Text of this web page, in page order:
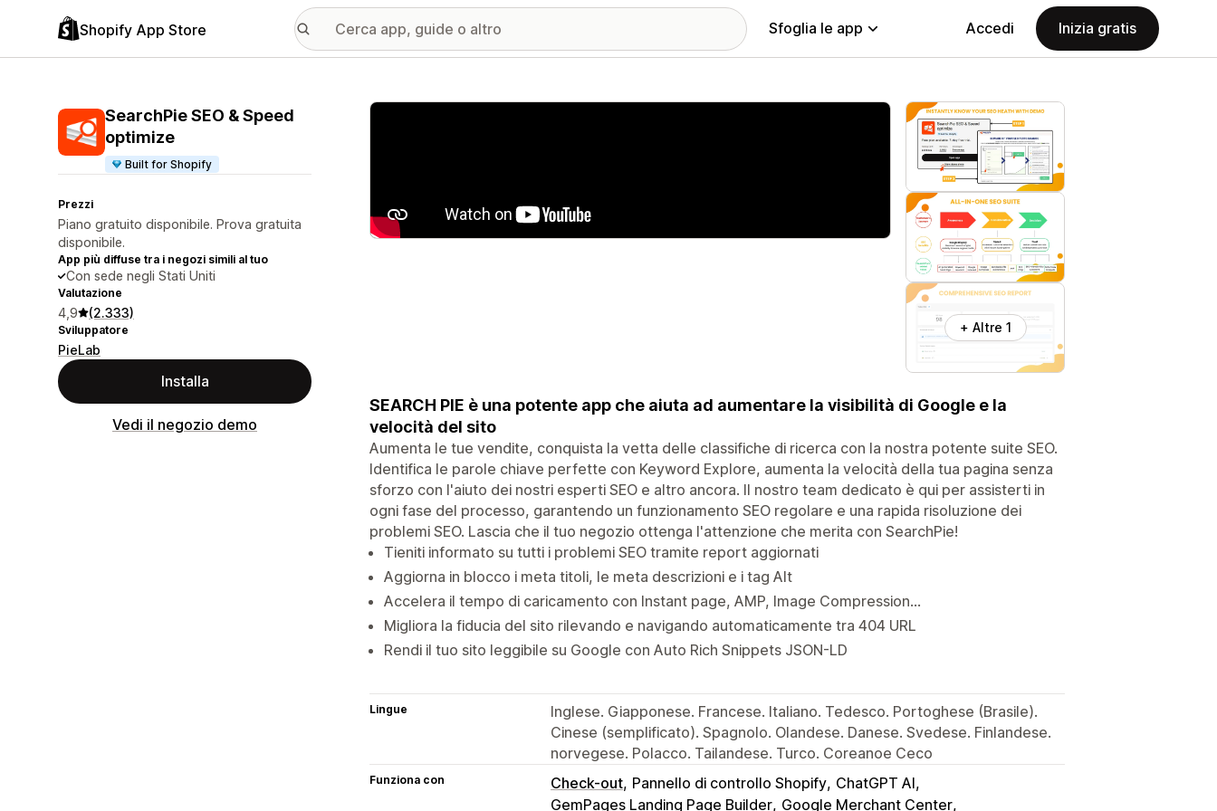
Shopify App Store Sfoglia le app Accedi Inizia gratis
SearchPie SEO & Speed
optimize
Built for Shopify
Prezzi
Piano gratuito disponibile. Prova gratuita
disponibile.
App più diffuse tra i negozi simili al tuo
Con sede negli Stati Uniti
Valutazione
4,9 (2.333)
Sviluppatore
PieLab
Installa
Vedi il negozio demo
Galleria immagini in evidenza
+ Altre 1
SEARCH PIE è una potente app che aiuta ad aumentare la visibilità di Google e la
velocità del sito
Aumenta le tue vendite, conquista la vetta delle classifiche di ricerca con la nostra potente suite SEO.
Identifica le parole chiave perfette con Keyword Explore, aumenta la velocità della tua pagina senza
sforzo con l'aiuto dei nostri esperti SEO e altro ancora. Il nostro team dedicato è qui per assisterti in
ogni fase del processo, garantendo un funzionamento SEO regolare e una rapida risoluzione dei
problemi SEO. Lascia che il tuo negozio ottenga l'attenzione che merita con SearchPie!
Tieniti informato su tutti i problemi SEO tramite report aggiornati
Aggiorna in blocco i meta titoli, le meta descrizioni e i tag Alt
Accelera il tempo di caricamento con Instant page, AMP, Image Compression...
Migliora la fiducia del sito rilevando e navigando automaticamente tra 404 URL
Rendi il tuo sito leggibile su Google con Auto Rich Snippets JSON-LD
Lingue
Inglese. Giapponese. Francese. Italiano. Tedesco. Portoghese (Brasile).
Cinese (semplificato). Spagnolo. Olandese. Danese. Svedese. Finlandese.
norvegese. Polacco. Tailandese. Turco. Coreanoe Ceco
Funziona con Check-out Pannello di controllo Shopify ChatGPT AI
GemPages Landing Page Builder Google Merchant Center